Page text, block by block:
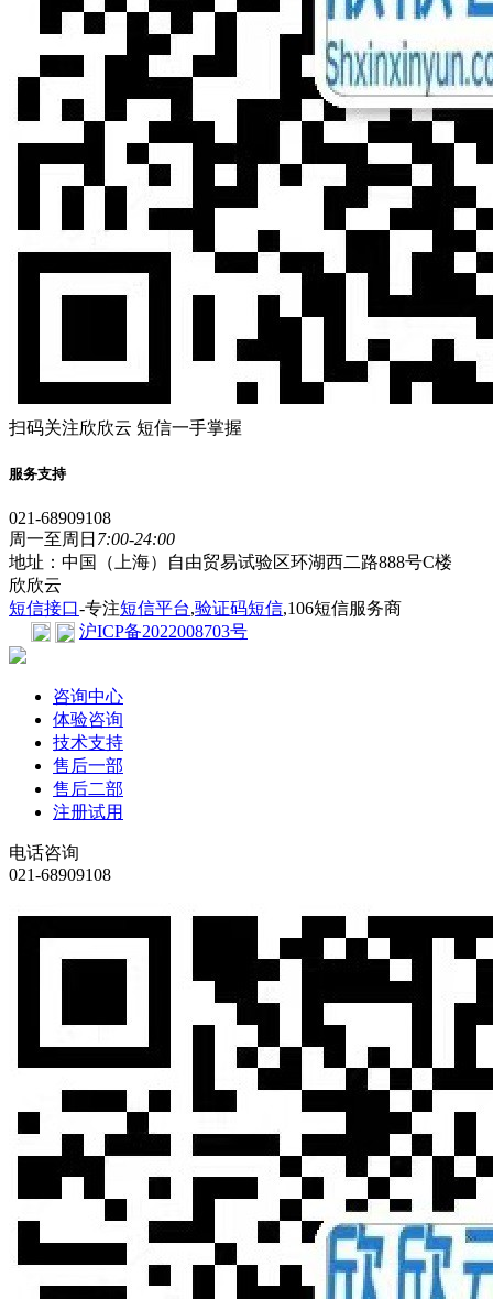
扫码关注欣欣云 短信一手掌握
服务支持
021-68909108
周一至周日 7:00-24:00
地址：中国（上海）自由贸易试验区环湖西二路888号C楼
欣欣云
短信接口-专注短信平台,验证码短信,106短信服务商
沪ICP备2022008703号
咨询中心
体验咨询
技术支持
售后一部
售后二部
注册试用
电话咨询
021-68909108